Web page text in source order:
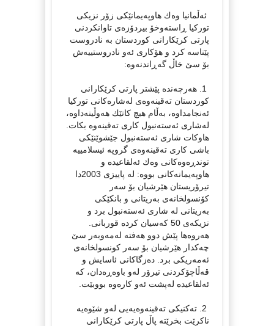
ئه‌ڵمانیا وه‌ك هاوپه‌یمانێکی زۆر نزیکی
تورکیا ڕاسته‌وخۆ بیردۆزه‌ی تاوانکردنی
پارتی کرێکارانی کوردستان به نادروست
پێناسه کرد و هۆکاری ئه‌و نادروستییه‌ش
بۆ سێ خاڵ گه‌ڕاندنه‌وه:
1. هه‌رچه‌نده پێشتر پارتی کرێکارانی
کوردستان ته‌قینه‌وه‌ی له‌شاره‌کانی تورکیا
ئه‌نجامداوه، به‌ڵام هیچ کاتێك هه‌وڵینه‌داوه،
له‌‌شاری ئه‌سته‌نبول کاری ته‌قینه‌وه بکات.
هاوکات شاری ئه‌سته‌نبول جێشوێنێکی
باشی کاری ته‌قینه‌وه‌ی گروپه ئیسلامییه
توندڕه‌وه‌کانی وه‌ك‌ ئه‌لقاعیده و
هاوپه‌یمانه‌کانی بووه: له پاییزی 2003دا
تیرۆریستان هێرشیان بۆ سه‌ر
کۆنسولخانه‌ی به‌ریتانی و بانكێکی
به‌ریتانی له‌ شاری ئه‌سته‌نبول برد و
نزیکه‌ی 50 که‌سیان کرده قوربانی.
هه‌روه‌ها پێش دوو هه‌فته‌ له‌مه‌وبه‌ر سێ
چه‌کدار هێرشیان بۆ سه‌ر کونسولخانه‌ی
ئه‌مه‌ریکی برد. ده‌زگاکانی ئاسایش و
قه‌ڵاچۆکردنی تیرۆر له‌و باوه‌ڕه‌دان، که
ئه‌لقاعیده له‌پشت ئه‌و کاره‌وه بووبێت.
2. ته‌کنیکی ته‌قینه‌وه‌یه‌یی له‌و شێوه‌یه
ناکرێت بخرێته پاڵ پارتی کرێکارانی